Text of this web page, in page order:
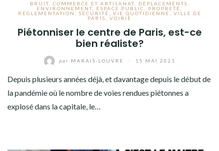
BRUIT, COMMERCE ET ARTISANAT, DÉPLACEMENTS,
ENVIRONNEMENT, ESPACE PUBLIC, PROPRETÉ,
RÉGLEMENTATION , SÉCURITÉ, VIE QUOTIDIENNE, VILLE DE
PARIS, VOIRIE
Piétonniser le centre de Paris, est-ce
bien réaliste?
par MARAIS-LOUVRE 15 MAI 2021
Depuis plusieurs années déjà, et davantage depuis le début de
la pandémie où le nombre de voies rendues piétonnes a
explosé dans la capitale, le…